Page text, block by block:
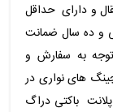
و دارای حداقل
و ده سال ضمانت
به سفارش و
های نواری در
باکتی دراگ